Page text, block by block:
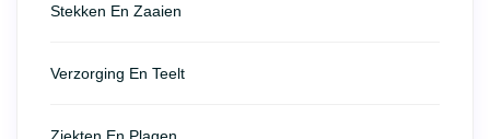
Stekken En Zaaien
Verzorging En Teelt
Ziekten En Plagen